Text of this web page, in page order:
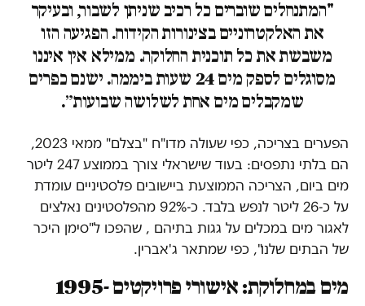
"המתנחלים שוברים כל רכיב שניתן לשבור, ובעיקר
את האלקטרוניים בצינורות הקידוח. הפגיעה הזו
משבשת את כל תוכנית החלוקה. ממילא אין איננו
מסוגלים לספק מים 24 שעות ביממה. ישנם כפרים
שמקבלים מים אחת לשלושה שבועות״.
הפערים בצריכה, כפי שעולה מדו"ח "בצלם" ממאי 2023,
הם בלתי נתפסים: בעוד שישראלי צורך בממוצע 247 ליטר
מים ביום, הצריכה הממוצעת ביישובים פלסטיניים עומדת
על כ-26 ליטר לנפש בלבד. כ-92% מהפלסטינים נאלצים
לאגור מים במכלים על גגות בתיהם , שהפכו ל"סימן היכר
של הבתים שלנו", כפי שמתאר ג'אברין.
מים במחלוקת: אישורי פרויקטים 1995-